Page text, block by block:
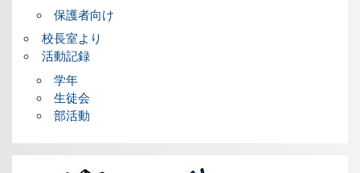
保護者向け
校長室より
活動記録
学年
生徒会
部活動